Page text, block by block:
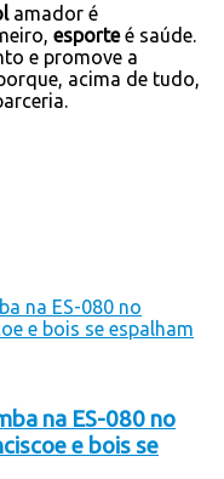
amador é
esporteé saúde.
e promove a
acima de tudo,
na ES-080 no
e bois se